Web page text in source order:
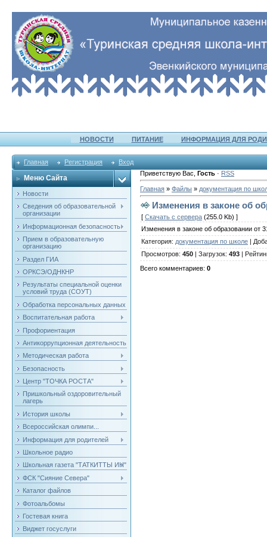
НОВОСТИ ПИТАНИЕ ИНФОРМАЦИЯ ДЛЯ
Главная Регистрация Вход
Меню Сайта
Новости
Сведения об образовательной
организации
Информационная безопасность
Прием в образовательную
организацию
Раздел ГИА
ОРКСЭ/ОДНКНР
Результаты специальной оценки
условий труда (СОУТ)
Обработка персональных данных
Воспитательная работа
Профориентация
Антикоррупционная деятельность
Методическая работа
Безопасность
Центр "ТОЧКА РОСТА"
Пришкольный оздоровительный
лагерь
История школы
Всероссийская олимпи...
Информация для родителей
Школьное радио
Школьная газета "ТАТКИТТЫ ИН"
ФСК "Сияние Севера"
Каталог файлов
Фотоальбомы
Гостевая книга
Виджет госуслуги
Приветствую Вас Гость · RSS
Главная » Файлы » документация по
Изменения в законе об
[ Скачать с сервера (255.0 Kb) ]
Изменения в законе об образовании от
Категория: документация по школе
Просмотров: 450 Загрузок: 493
Всего комментариев: 0